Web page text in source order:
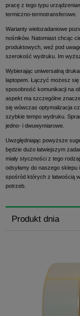
pracę z tego typu
termiczno-termotransferowe.
Warianty wielozadaniowe
nośników. Natomiast chcąc
produktowych, weź pod
szerokość wydruku. Im
Wybierając uniwersalną
laptopem. Łączyć możesz
sposobność komunikacji na
aspekt ma szczególne
się wówczas optymalizacja
szybkie tempo wydruku.
jedno- i dwuwymiarowe.
Uwzględniając powyższe
będzie dużo łatwiejszym
miały styczności z tego
odsyłamy do naszego
spośród których z łatwością
potrzeb.
Produkt dnia